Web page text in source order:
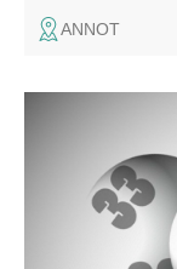
ANNOT
Venez assister
pompiers,